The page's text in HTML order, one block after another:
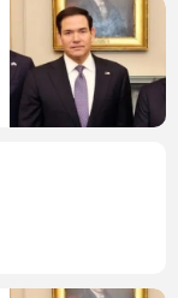
חדשות